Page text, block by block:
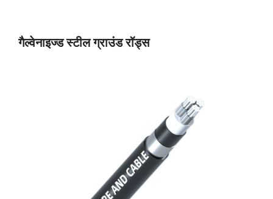
गैल्वेनाइज्ड स्टील ग्राउंड रॉड्स